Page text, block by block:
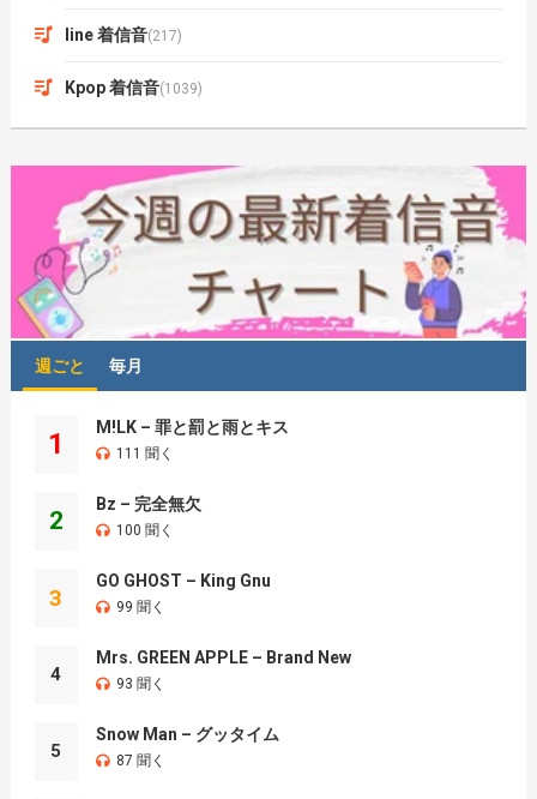
line 着信音(217)
Kpop 着信音(1039)
週ごと 毎月
1
M!LK – 罪と罰と雨とキス
111 聞く
2
Bz – 完全無欠
100 聞く
3
GO GHOST – King Gnu
99 聞く
4
Mrs. GREEN APPLE – Brand New
93 聞く
5
Snow Man – グッタイム
87 聞く